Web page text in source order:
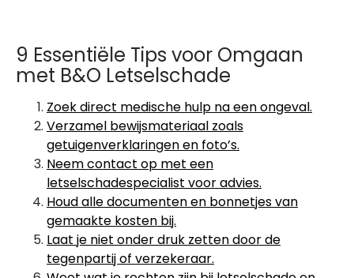
9 Essentiële Tips voor Omgaan
met B&O Letselschade
Zoek direct medische hulp na een ongeval.
Verzamel bewijsmateriaal zoals
getuigenverklaringen en foto’s.
Neem contact op met een
letselschadespecialist voor advies.
Houd alle documenten en bonnetjes van
gemaakte kosten bij.
Laat je niet onder druk zetten door de
tegenpartij of verzekeraar.